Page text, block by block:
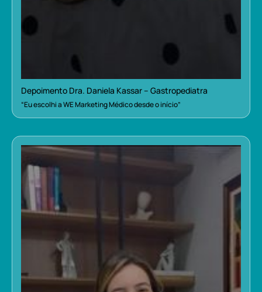
Depoimento Dra. Daniela Kassar – Gastropediatra
“Eu escolhi a WE Marketing Médico desde o início”